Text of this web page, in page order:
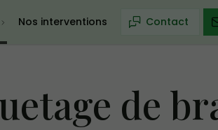
Nos interventions Contact
de